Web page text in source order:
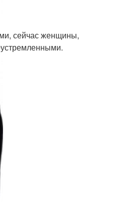
сейчас женщины,